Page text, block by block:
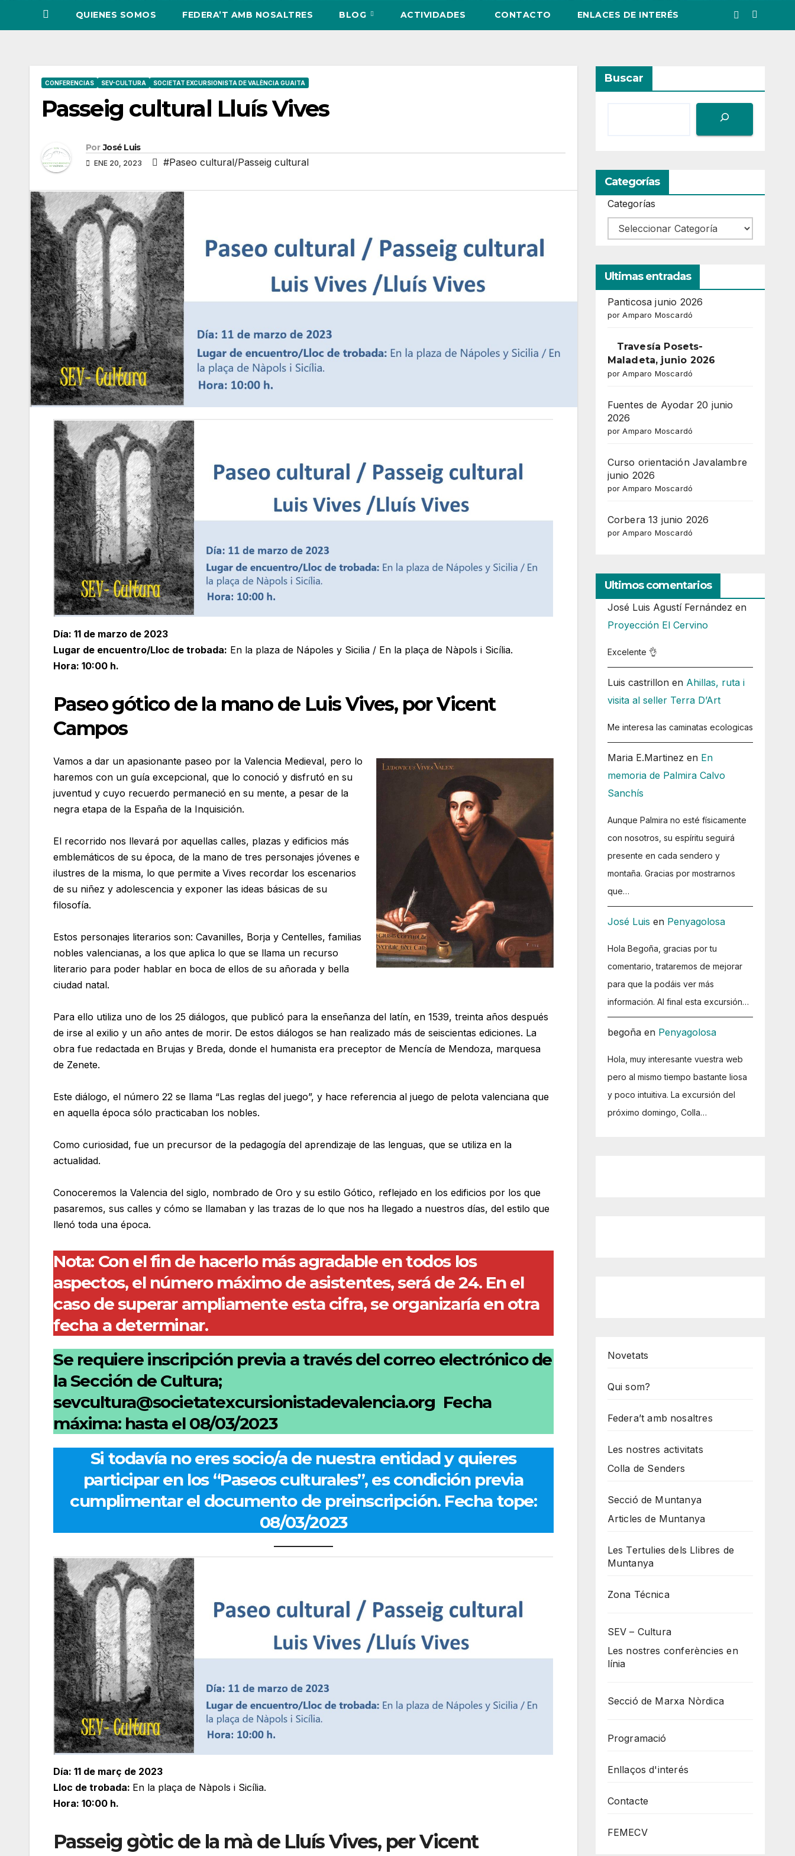
QUIENES SOMOS FEDERA’T AMB NOSALTRES BLOG ACTIVIDADES CONTACTO ENLACES DE INTERÉS
CONFERENCIAS SEV-CULTURA SOCIETAT EXCURSIONISTA DE VALÈNCIA GUAITA
Passeig cultural Lluís Vives
Por José Luis
ENE 20, 2023 #Paseo cultural/Passeig cultural
Día: 11 de marzo de 2023
Lugar de encuentro/Lloc de trobada: En la plaza de Nápoles y Sicilia / En la plaça de Nàpols i Sicília.
Hora: 10:00 h.
Paseo gótico de la mano de Luis Vives, por Vicent
Campos
Vamos a dar un apasionante paseo por la Valencia Medieval, pero lo
haremos con un guía excepcional, que lo conoció y disfrutó en su
juventud y cuyo recuerdo permaneció en su mente, a pesar de la
negra etapa de la España de la Inquisición.
El recorrido nos llevará por aquellas calles, plazas y edificios más
emblemáticos de su época, de la mano de tres personajes jóvenes e
ilustres de la misma, lo que permite a Vives recordar los escenarios
de su niñez y adolescencia y exponer las ideas básicas de su
filosofía.
Estos personajes literarios son: Cavanilles, Borja y Centelles, familias
nobles valencianas, a los que aplica lo que se llama un recurso
literario para poder hablar en boca de ellos de su añorada y bella
ciudad natal.
Para ello utiliza uno de los 25 diálogos, que publicó para la enseñanza del latín, en 1539, treinta años después
de irse al exilio y un año antes de morir. De estos diálogos se han realizado más de seiscientas ediciones. La
obra fue redactada en Brujas y Breda, donde el humanista era preceptor de Mencía de Mendoza, marquesa
de Zenete.
Este diálogo, el número 22 se llama “Las reglas del juego”, y hace referencia al juego de pelota valenciana que
en aquella época sólo practicaban los nobles.
Como curiosidad, fue un precursor de la pedagogía del aprendizaje de las lenguas, que se utiliza en la
actualidad.
Conoceremos la Valencia del siglo, nombrado de Oro y su estilo Gótico, reflejado en los edificios por los que
pasaremos, sus calles y cómo se llamaban y las trazas de lo que nos ha llegado a nuestros días, del estilo que
llenó toda una época.
Nota: Con el fin de hacerlo más agradable en todos los
aspectos, el número máximo de asistentes, será de 24. En el
caso de superar ampliamente esta cifra, se organizaría en otra
fecha a determinar.
Se requiere inscripción previa a través del correo electrónico de
la Sección de Cultura;
sevcultura@societatexcursionistadevalencia.org Fecha
máxima: hasta el 08/03/2023
Si todavía no eres socio/a de nuestra entidad y quieres
participar en los “Paseos culturales”, es condición previa
cumplimentar el documento de preinscripción. Fecha tope:
08/03/2023
Día: 11 de març de 2023
Lloc de trobada: En la plaça de Nàpols i Sicília.
Hora: 10:00 h.
Passeig gòtic de la mà de Lluís Vives, per Vicent
Buscar
Categorías
Categorías
Ultimas entradas
Panticosa junio 2026
por Amparo Moscardó
Travesía Posets-
Maladeta, junio 2026
por Amparo Moscardó
Fuentes de Ayodar 20 junio
2026
por Amparo Moscardó
Curso orientación Javalambre
junio 2026
por Amparo Moscardó
Corbera 13 junio 2026
por Amparo Moscardó
Ultimos comentarios
José Luis Agustí Fernández en
Proyección El Cervino
Excelente 👌
Luis castrillonen Ahillas, ruta i
visita al seller Terra D’Art
Me interesa las caminatas ecologicas
Maria E.Martinez en En
memoria de Palmira Calvo
Sanchís
Aunque Palmira no esté físicamente
con nosotros, su espíritu seguirá
presente en cada sendero y
montaña. Gracias por mostrarnos
que…
José Luis en Penyagolosa
Hola Begoña, gracias por tu
comentario, trataremos de mejorar
para que la podáis ver más
información. Al final esta excursión…
begoñaen Penyagolosa
Hola, muy interesante vuestra web
pero al mismo tiempo bastante liosa
y poco intuitiva. La excursión del
próximo domingo, Colla…
Novetats
Qui som?
Federa’t amb nosaltres
Les nostres activitats
Colla de Senders
Secció de Muntanya
Articles de Muntanya
Les Tertulies dels Llibres de
Muntanya
Zona Técnica
SEV – Cultura
Les nostres conferències en
línia
Secció de Marxa Nòrdica
Programació
Enllaços d'interés
Contacte
FEMECV